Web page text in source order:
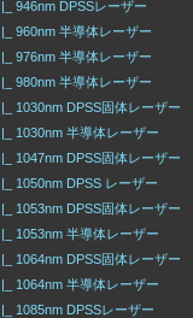
|_ 946nm DPSSレーザー
|_ 960nm 半導体レーザー
|_ 976nm 半導体レーザー
|_ 980nm 半導体レーザー
|_ 1030nm DPSS固体レーザー
|_ 1030nm 半導体レーザー
|_ 1047nm DPSS固体レーザー
|_ 1050nm DPSS レーザー
|_ 1053nm DPSS固体レーザー
|_ 1053nm 半導体レーザー
|_ 1064nm DPSS固体レーザー
|_ 1064nm 半導体レーザー
|_ 1085nm DPSSレーザー